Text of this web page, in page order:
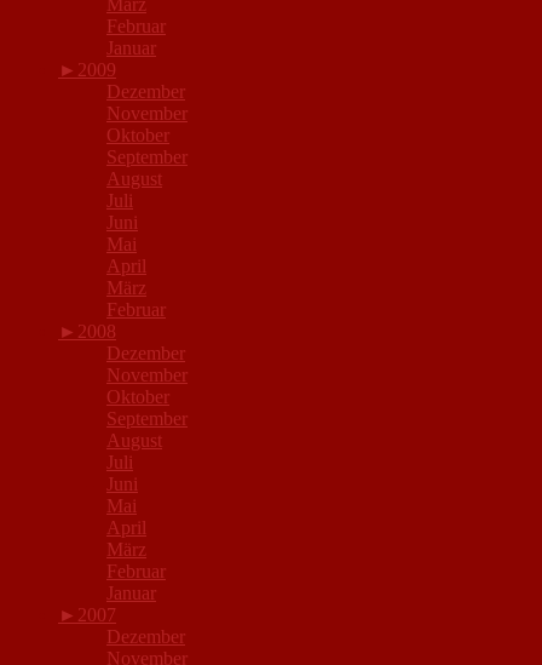
März
Februar
Januar
► 2009
Dezember
November
Oktober
September
August
Juli
Juni
Mai
April
März
Februar
► 2008
Dezember
November
Oktober
September
August
Juli
Juni
Mai
April
März
Februar
Januar
► 2007
Dezember
November